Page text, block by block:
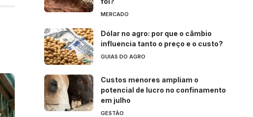
MERCADO
Dólar no agro: por que o câmbio
influencia tanto o preço e o custo?
GUIAS DO AGRO
Custos menores ampliam o
potencial de lucro no confinamento
em julho
GESTÃO